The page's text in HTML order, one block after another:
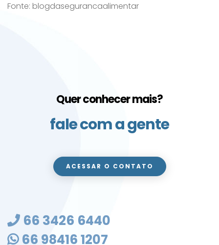
Fonte: blogdasegurancaalimentar
Quer conhecer mais?
fale com a gente
ACESSAR O CONTATO
66 3426 6440
66 98416 1207